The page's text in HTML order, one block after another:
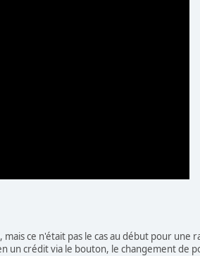
ce n'était pas le cas au début pour une
un crédit via le bouton, le changement de